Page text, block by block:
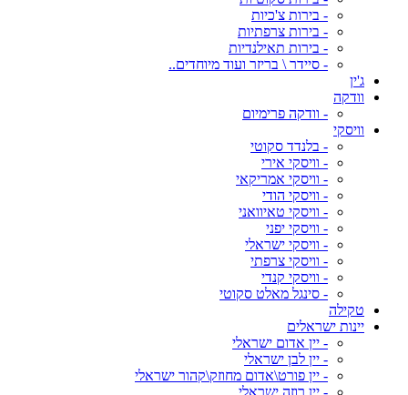
- בירות צ'כיות
- בירות צרפתיות
- בירות תאילנדיות
- סיידר \ בריזר ועוד מיוחדים..
ג'ין
וודקה
- וודקה פרימיום
וויסקי
- בלנדד סקוטי
- וויסקי אירי
- וויסקי אמריקאי
- וויסקי הודי
- וויסקי טאיוואני
- וויסקי יפני
- וויסקי ישראלי
- וויסקי צרפתי
- וויסקי קנדי
- סינגל מאלט סקוטי
טקילה
יינות ישראלים
- יין אדום ישראלי
- יין לבן ישראלי
- יין פורט\אדום מחוזק\קהור ישראלי
- יין רוזה ישראלי